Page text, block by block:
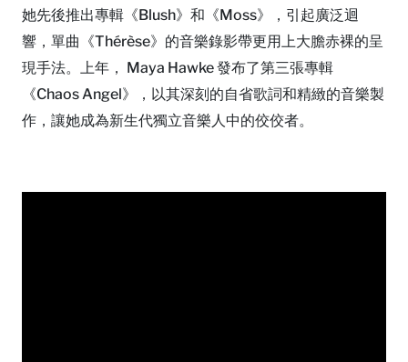
她先後推出專輯《Blush》和《Moss》，引起廣泛迴
響，單曲《Thérèse》的音樂錄影帶更用上大膽赤裸的呈
現手法。上年， Maya Hawke 發布了第三張專輯
《Chaos Angel》，以其深刻的自省歌詞和精緻的音樂製
作，讓她成為新生代獨立音樂人中的佼佼者。